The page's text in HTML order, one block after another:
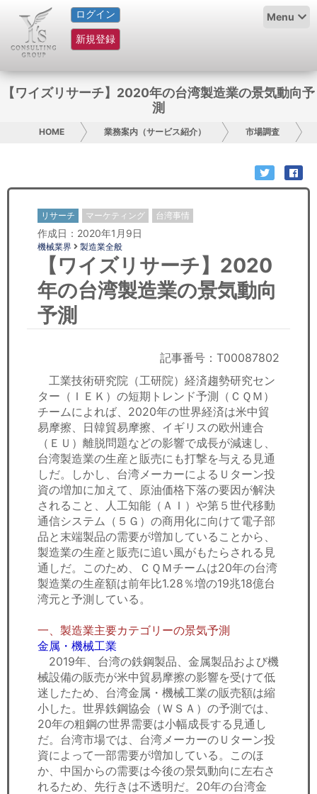
ログイン
新規登録
Menu
HOME
サービス紹介
お問い合わせ
日本人にPR
コンサルティング
リサーチ
セミナー
労務顧問
ＩＴ
飲食店情報
【ワイズリサーチ】2020年の台湾製造業の景気動向予
測
HOME 業務案内（サービス紹介） 市場調査
リサーチ マーケティング 台湾事情
作成日：2020年1月9日
機械業界 製造業全般
【ワイズリサーチ】2020
年の台湾製造業の景気動向
予測
記事番号：T00087802
工業技術研究院（工研院）経済趨勢研究セン
ター（ＩＥＫ）の短期トレンド予測（ＣＱＭ）
チームによれば、2020年の世界経済は米中貿
易摩擦、日韓貿易摩擦、イギリスの欧州連合
（ＥＵ）離脱問題などの影響で成長が減速し、
台湾製造業の生産と販売にも打撃を与える見通
しだ。しかし、台湾メーカーによるＵターン投
資の増加に加えて、原油価格下落の要因が解決
されること、人工知能（ＡＩ）や第５世代移動
通信システム（５Ｇ）の商用化に向けて電子部
品と末端製品の需要が増加していることから、
製造業の生産と販売に追い風がもたらされる見
通しだ。このため、ＣＱＭチームは20年の台湾
製造業の生産額は前年比1.28％増の19兆18億台
湾元と予測している。
一、製造業主要カテゴリーの景気予測
金属・機械工業
2019年、台湾の鉄鋼製品、金属製品および機
械設備の販売が米中貿易摩擦の影響を受けて低
迷したため、台湾金属・機械工業の販売額は縮
小した。世界鉄鋼協会（ＷＳＡ）の予測では、
20年の粗鋼の世界需要は小幅成長する見通し
だ。台湾市場では、台湾メーカーのＵターン投
資によって一部需要が増加している。このほ
か、中国からの需要は今後の景気動向に左右さ
れるため、先行きは不透明だ。20年の台湾金